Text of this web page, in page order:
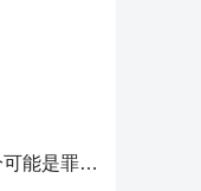
宝宝胃肠道不适？奶粉中的这些成分可能是罪魁祸首！